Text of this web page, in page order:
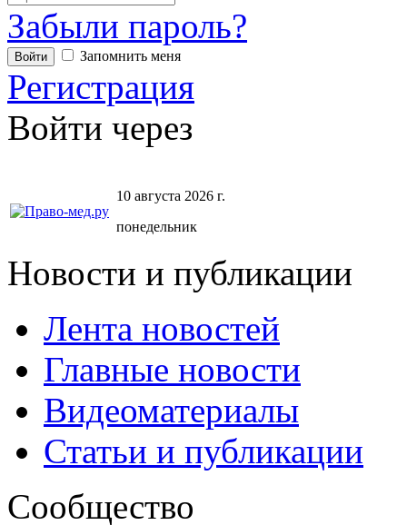
Забыли пароль?
Запомнить меня
Регистрация
Войти через
10 августа 2026 г.
понедельник
Новости и публикации
Лента новостей
Главные новости
Видеоматериалы
Статьи и публикации
Сообщество